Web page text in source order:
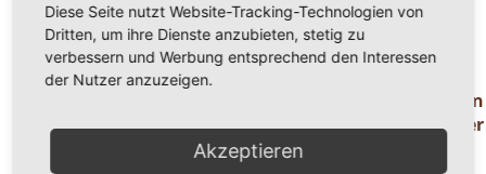
allergische Reaktionen, wie Hautirritationen u. a.
unangenehmer Juckreiz
Haben Sie Fragen oder benötigen Hilfe ? Dann
rufen Sie uns einfach an unter der
Diese Seite nutzt Website-Tracking-Technologien von
Dritten, um ihre Dienste anzubieten, stetig zu
verbessern und Werbung entsprechend den Interessen
der Nutzer anzuzeigen.
Akzeptieren